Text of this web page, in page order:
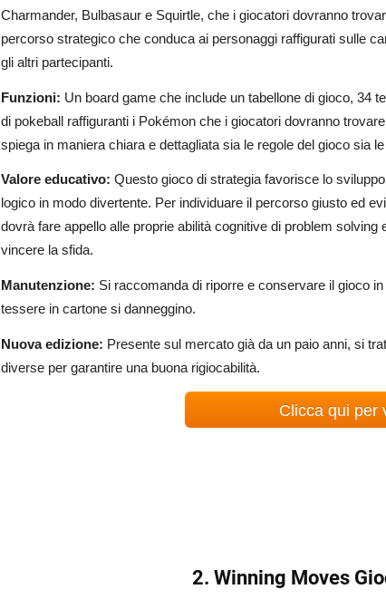
Charmander, Bulbasaur e Squirtle, che i giocatori dovranno
percorso strategico che conduca ai personaggi raffigurati sulle
gli altri partecipanti.
Funzioni: Un board game che include un tabellone di gioco, 34
di pokeball raffiguranti i Pokémon che i giocatori dovranno
spiega in maniera chiara e dettagliata sia le regole del gioco sia
Valore educativo:Questo gioco di strategia favorisce lo
logico in modo divertente. Per individuare il percorso giusto ed
dovrà fare appello alle proprie abilità cognitive di problem
vincere la sfida.
Manutenzione: Si raccomanda di riporre e conservare il gioco
tessere in cartone si danneggino.
Nuova edizione: Presente sul mercato già da un paio anni, si
diverse per garantire una buona rigiocabilità.
Clicca qui per
2. Winning Moves